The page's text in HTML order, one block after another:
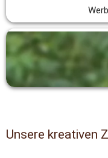
Unsere kreativen